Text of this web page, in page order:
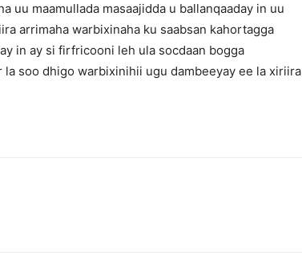
uu maamullada masaajidda u ballanqaaday in uu
arrimaha warbixinaha ku saabsan kahortagga
in ay si firfricooni leh ula socdaan bogga
la soo dhigo warbixinihii ugu dambeeyay ee la xiriira